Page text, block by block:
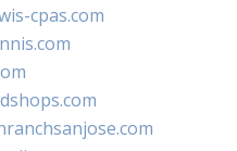
cpas.com